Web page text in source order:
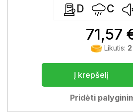
D C
71,57
Likutis: 2
Į krepšelį
Pridėti